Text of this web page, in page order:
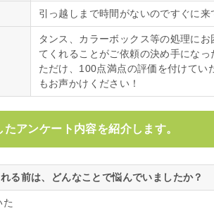
引っ越しまで時間がないのですぐに来
タンス、カラーボックス等の処理に
てくれることがご依頼の決め手にな
ただけ、100点満点の評価を付けてい
もお声かけください！
アンケート内容を紹介します。
る前は、どんなことで悩んでいましたか？
た